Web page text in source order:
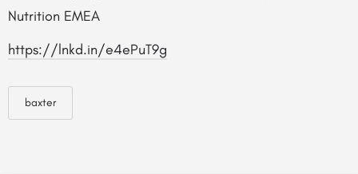
Nutrition EMEA
https://lnkd.in/e4ePuT9g
baxter